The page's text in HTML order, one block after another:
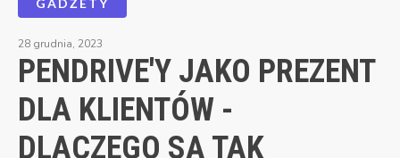
28 grudnia, 2023
PENDRIVE'Y JAKO PREZENT
DLA KLIENTÓW -
DLACZEGO SĄ TAK